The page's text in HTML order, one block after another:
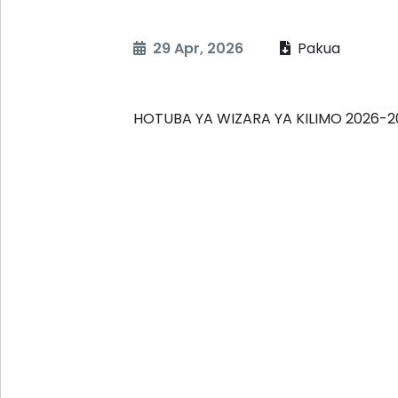
29 Apr, 2026 Pakua
HOTUBA YA WIZARA YA KILIMO 2026-